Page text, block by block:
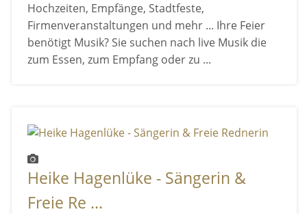
Hochzeiten, Empfänge, Stadtfeste,
Firmenveranstaltungen und mehr ... Ihre Feier
benötigt Musik? Sie suchen nach live Musik die
zum Essen, zum Empfang oder zu ...
Heike Hagenlüke - Sängerin &
Freie Re ...